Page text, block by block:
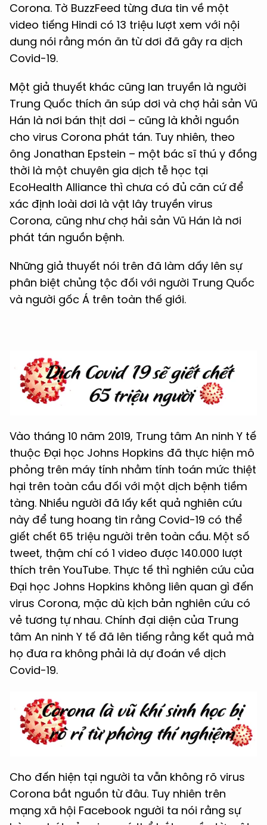
Corona. Tờ BuzzFeed từng đưa tin về một
video tiếng Hindi có 13 triệu lượt xem với nội
dung nói rằng món ăn từ dơi đã gây ra dịch
Covid-19.
Một giả thuyết khác cũng lan truyền là người
Trung Quốc thích ăn súp dơi và chợ hải sản Vũ
Hán là nơi bán thịt dơi – cũng là khởi nguồn
cho virus Corona phát tán. Tuy nhiên, theo
ông Jonathan Epstein – một bác sĩ thú y đồng
thời là một chuyên gia dịch tễ học tại
EcoHealth Alliance thì chưa có đủ căn cứ để
xác định loài dơi là vật lây truyền virus
Corona, cũng như chợ hải sản Vũ Hán là nơi
phát tán nguồn bệnh.
Những giả thuyết nói trên đã làm dấy lên sự
phân biệt chủng tộc đối với người Trung Quốc
và người gốc Á trên toàn thế giới.
Vào tháng 10 năm 2019, Trung tâm An ninh Y tế
thuộc Đại học Johns Hopkins đã thực hiện mô
phỏng trên máy tính nhằm tính toán mức thiệt
hại trên toàn cầu đối với một dịch bệnh tiềm
tàng. Nhiều người đã lấy kết quả nghiên cứu
này để tung hoang tin rằng Covid-19 có thể
giết chết 65 triệu người trên toàn cầu. Một số
tweet, thậm chí có 1 video được 140.000 lượt
thích trên YouTube. Thực tế thì nghiên cứu của
Đại học Johns Hopkins không liên quan gì đến
virus Corona, mặc dù kịch bản nghiên cứu có
vẻ tương tự nhau. Chính đại diện của Trung
tâm An ninh Y tế đã lên tiếng rằng kết quả mà
họ đưa ra không phải là dự đoán về dịch
Covid-19.
Cho đến hiện tại người ta vẫn không rõ virus
Corona bắt nguồn từ đâu. Tuy nhiên trên
mạng xã hội Facebook người ta nói rằng sự